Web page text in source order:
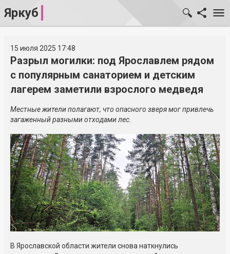
Яркуб
15 июля 2025 17:48
Разрыл могилки: под Ярославлем рядом
с популярным санаторием и детским
лагерем заметили взрослого медведя
Местные жители полагают, что опасного зверя мог привлечь
загаженный разными отходами лес.
В Ярославской области жители снова наткнулись